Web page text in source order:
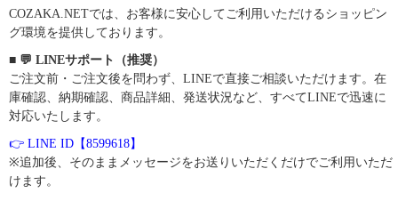
COZAKA.NETでは、お客様に安心してご利用いただけるショッピン
グ環境を提供しております。
■ 💬 LINEサポート（推奨）
ご注文前・ご注文後を問わず、LINEで直接ご相談いただけます。在
庫確認、納期確認、商品詳細、発送状況など、すべてLINEで迅速に
対応いたします。
👉 LINE ID【8599618】
※追加後、そのままメッセージをお送りいただくだけでご利用いただ
けます。